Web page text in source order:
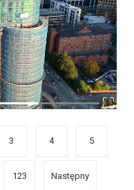
3 4 5
123 Następny